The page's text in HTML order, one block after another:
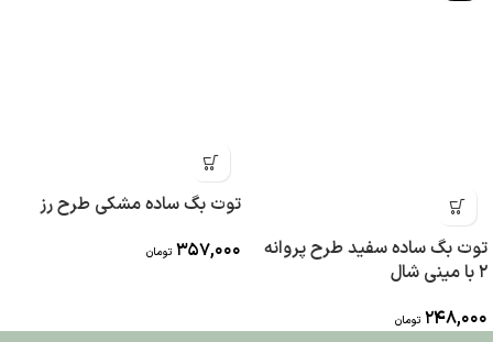
توت بگ ساده سفید طرح پروانه
2 با مینی شال
248,000 تومان
توت بگ ساده مشکی طرح رز
357,000 تومان